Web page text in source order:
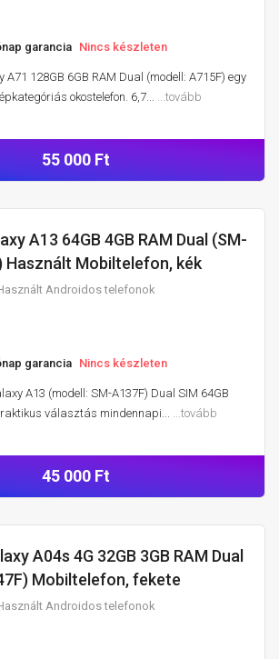
garancia Nincs készleten
128GB 6GB RAM Dual (modell: A715F) egy
okostelefon. 6,7... ...tovább
55 000 Ft
HASZNÁLT ANDROIDOS TELEFONOK
A13 64GB 4GB RAM Dual (SM-
Használt Mobiltelefon, kék
Androidos telefonok
garancia Nincs készleten
A13 (modell: SM-A137F) Dual SIM 64GB
választás mindennapi... ...tovább
45 000 Ft
A04s 4G 32GB 3GB RAM Dual
Mobiltelefon, fekete
Androidos telefonok